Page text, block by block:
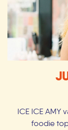
ICE ICE AMY
foodie